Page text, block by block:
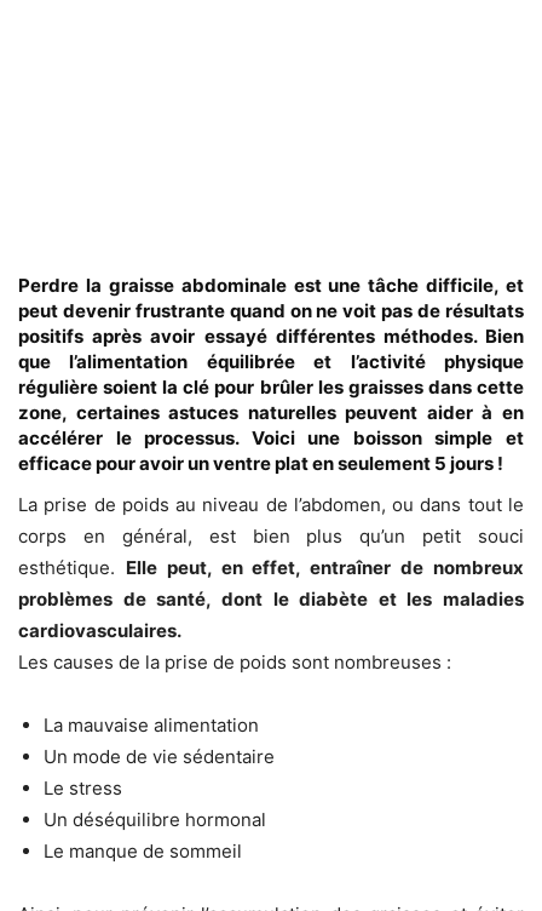
Perdre la graisse abdominale est une tâche difficile, et
peut devenir frustrante quand on ne voit pas de résultats
positifs après avoir essayé différentes méthodes. Bien
que l’alimentation équilibrée et l’activité physique
régulière soient la clé pour brûler les graisses dans cette
zone, certaines astuces naturelles peuvent aider à en
accélérer le processus. Voici une boisson simple et
efficace pour avoir un ventre plat en seulement 5 jours !
La prise de poids au niveau de l’abdomen, ou dans tout le
corps en général, est bien plus qu’un petit souci
esthétique. Elle peut, en effet, entraîner de nombreux
problèmes de santé, dont le diabète et les maladies
cardiovasculaires.
Les causes de la prise de poids sont nombreuses :
La mauvaise alimentation
Un mode de vie sédentaire
Le stress
Un déséquilibre hormonal
Le manque de sommeil